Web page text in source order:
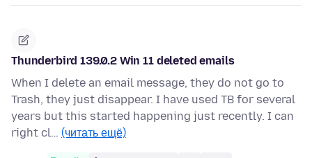
Thunderbird 139.0.2 Win 11 deleted emails
When I delete an email message, they do not go to
Trash, they just disappear. I have used TB for several
years but this started happening just recently. I can
right cl… (читать ещё)